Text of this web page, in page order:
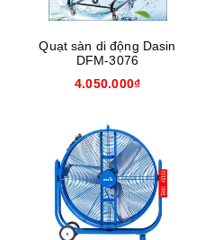
Quạt sàn di động Dasin
DFM-3076
4.050.000₫